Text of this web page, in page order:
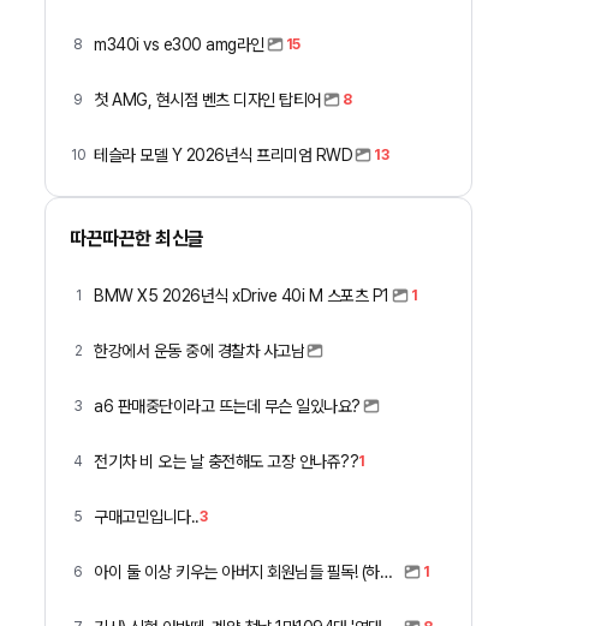
8 m340i vs e300 amg라인 15
9 첫 AMG, 현시점 벤츠 디자인 탑티어 8
10 테슬라 모델 Y 2026년식 프리미엄 RWD 13
따끈따끈한 최신글
1 BMW X5 2026년식 xDrive 40i M 스포츠 P1 1
2 한강에서 운동 중에 경찰차 사고남
3 a6 판매중단이라고 뜨는데 무슨 일있나요?
4 전기차 비 오는 날 충전해도 고장 안나쥬??1
5 구매고민입니다..3
6 아이 둘 이상 키우는 아버지 회원님들 필독! (하이패스 할인) 1